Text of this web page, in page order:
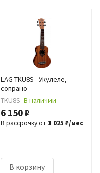
LAG TKU8S - Укулеле,
сопрано
TKU8S В наличии
6 150 ₽
В рассрочку от 1 025 ₽/мес
В корзину